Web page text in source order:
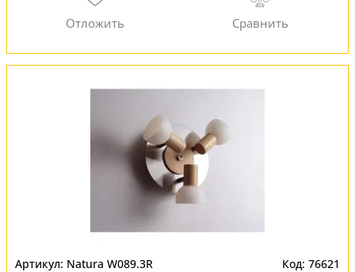
Natura W089.3R 76621